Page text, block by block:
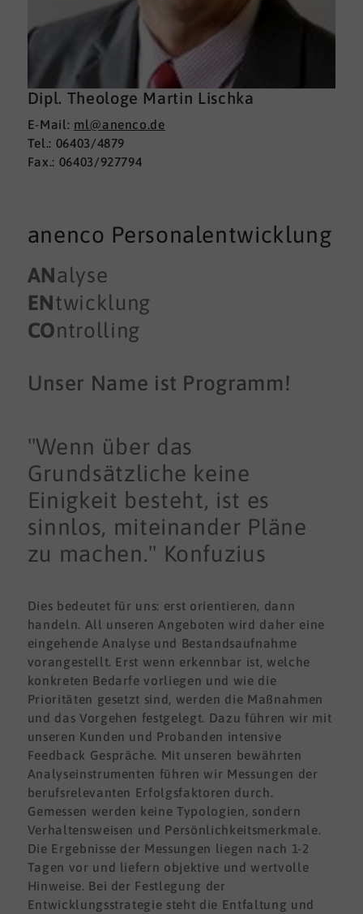
Dipl. Theologe Martin Lischka
E-Mail: ml@anenco.de
Tel.: 06403/4879
Fax.: 06403/927794
anenco Personalentwicklung
ANalyse
ENtwicklung
COntrolling
Unser Name ist Programm!
"Wenn über das
Grundsätzliche keine
Einigkeit besteht, ist es
sinnlos, miteinander Pläne
zu machen." Konfuzius
Dies bedeutet für uns: erst orientieren, dann
handeln. All unseren Angeboten wird daher eine
eingehende Analyse und Bestandsaufnahme
vorangestellt. Erst wenn erkennbar ist, welche
konkreten Bedarfe vorliegen und wie die
Prioritäten gesetzt sind, werden die Maßnahmen
und das Vorgehen festgelegt. Dazu führen wir mit
unseren Kunden und Probanden intensive
Feedback Gespräche. Mit unseren bewährten
Analyseinstrumenten führen wir Messungen der
berufsrelevanten Erfolgsfaktoren durch.
Gemessen werden keine Typologien, sondern
Verhaltensweisen und Persönlichkeitsmerkmale.
Die Ergebnisse der Messungen liegen nach 1-2
Tagen vor und liefern objektive und wertvolle
Hinweise. Bei der Festlegung der
Entwicklungsstrategie steht die Entfaltung und